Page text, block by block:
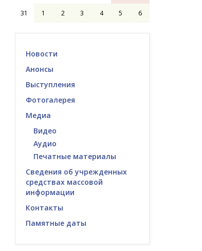
31 1 2 3 4 5 6
Новости
Анонсы
Выступления
Фотогалерея
Медиа
Видео
Аудио
Печатные материалы
Сведения об учрежденных
средствах массовой
информации
Контакты
Памятные даты